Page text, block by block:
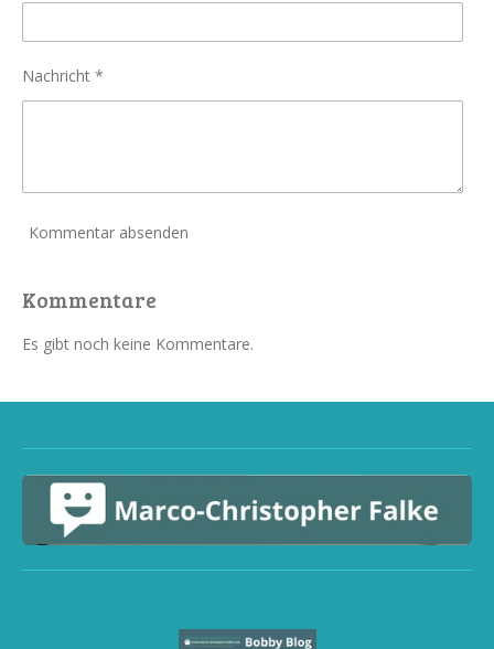
Nachricht *
Kommentar absenden
Kommentare
Es gibt noch keine Kommentare.